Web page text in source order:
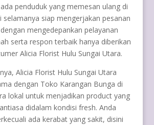
penduduk yang memesan ulang di
siap mengerjakan pesanan
mengedepankan pelayanan
serta respon terbaik hanya diberikan
Alicia Florist Hulu Sungai Utara.
Alicia Florist Hulu Sungai Utara
dengan Toko Karangan Bunga di
lokal untuk menjadikan product yang
didalam kondisi fresh. Anda
ada kerabat yang sakit, disini